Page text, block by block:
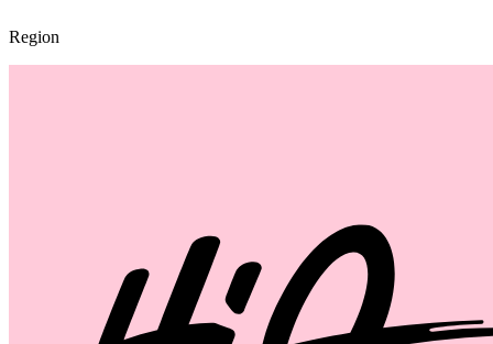
Region